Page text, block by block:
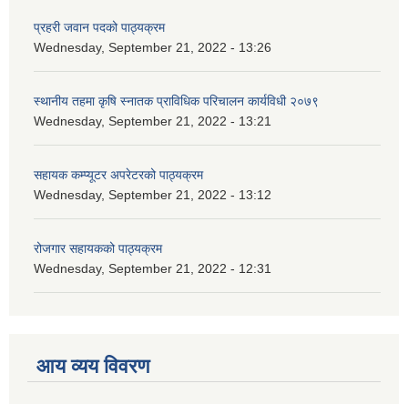
प्रहरी जवान पदको पाठ्यक्रम
Wednesday, September 21, 2022 - 13:26
स्थानीय तहमा कृषि स्नातक प्राविधिक परिचालन कार्यविधी २०७९
Wednesday, September 21, 2022 - 13:21
सहायक कम्प्यूटर अपरेटरको पाठ्यक्रम
Wednesday, September 21, 2022 - 13:12
रोजगार सहायकको पाठ्यक्रम
Wednesday, September 21, 2022 - 12:31
आय व्यय विवरण